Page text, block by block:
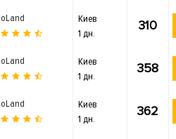
Киев
1 дн.
310
Киев
1 дн.
358
Киев
1 дн.
362